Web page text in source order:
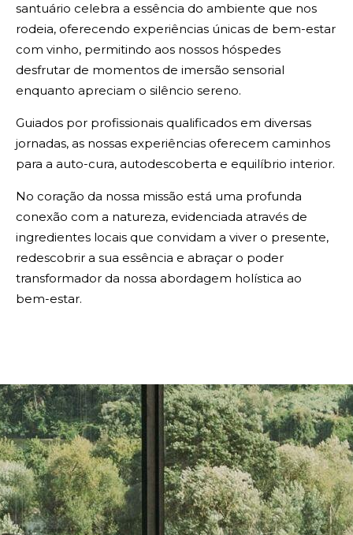
santuário celebra a essência do ambiente que nos
rodeia, oferecendo experiências únicas de bem-estar
com vinho, permitindo aos nossos hóspedes
desfrutar de momentos de imersão sensorial
enquanto apreciam o silêncio sereno.
Guiados por profissionais qualificados em diversas
jornadas, as nossas experiências oferecem caminhos
para a auto-cura, autodescoberta e equilíbrio interior.
No coração da nossa missão está uma profunda
conexão com a natureza, evidenciada através de
ingredientes locais que convidam a viver o presente,
redescobrir a sua essência e abraçar o poder
transformador da nossa abordagem holística ao
bem-estar.